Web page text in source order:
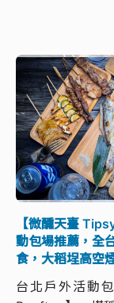
【微醺天臺
動包場推薦，全
食，大稻埕高空
台北戶外活動